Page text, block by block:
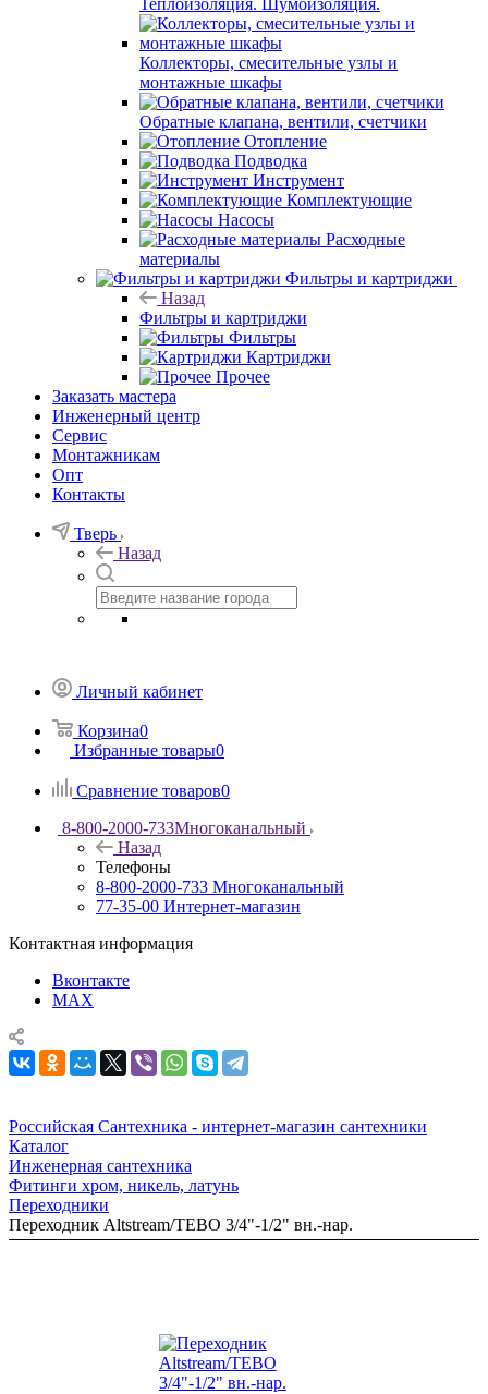
Теплоизоляция. Шумоизоляция.
Коллекторы, смесительные узлы и
монтажные шкафы
Обратные клапана, вентили, счетчики
Отопление
Подводка
Инструмент
Комплектующие
Насосы
Расходные
материалы
Фильтры и картриджи
Назад
Фильтры и картриджи
Фильтры
Картриджи
Прочее
Заказать мастера
Инженерный центр
Сервис
Монтажникам
Опт
Контакты
Тверь
Назад
Личный кабинет
Корзина0
Избранные товары0
Сравнение товаров0
8-800-2000-733Многоканальный
Назад
Телефоны
8-800-2000-733 Многоканальный
77-35-00 Интернет-магазин
Контактная информация
Вконтакте
MAX
Российская Сантехника - интернет-магазин сантехники
Каталог
Инженерная сантехника
Фитинги хром, никель, латунь
Переходники
Переходник Altstream/TEBO 3/4"-1/2" вн.-нар.